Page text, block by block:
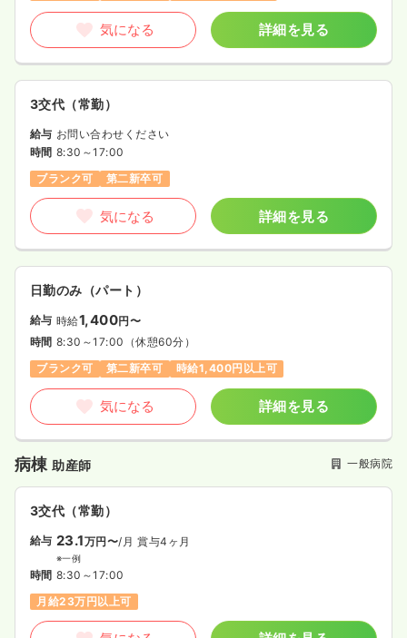
気になる 詳細を見る
3交代（常勤）
給与 お問い合わせください
時間 8:30～17:00
ブランク可
第二新卒可
気になる 詳細を見る
日勤のみ（パート）
給与 時給1,400円〜
時間 8:30～17:00 （休憩60分）
ブランク可
第二新卒可 時給1,400円以上可
気になる 詳細を見る
病棟 助産師 一般病院
3交代（常勤）
給与 23.1万円〜/月 賞与4ヶ月
※一例
時間 8:30～17:00
月給23万円以上可